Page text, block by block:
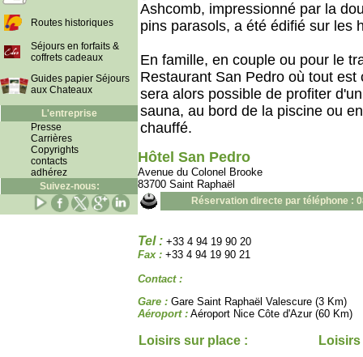
Routes historiques
Séjours en forfaits &
coffrets cadeaux
Guides papier Séjours
aux Chateaux
L'entreprise
Presse
Carrières
Copyrights
contacts
adhérez
Suivez-nous:
Ashcomb, impressionné par la
pins parasols, a été édifié sur les
En famille, en couple ou pour le
Restaurant San Pedro où tout
sera alors possible de profiter
sauna, au bord de la piscine ou
chauffé.
Hôtel San Pedro
Avenue du Colonel Brooke
83700 Saint Raphaël
Réservation directe par téléphone :
Tel : +33 4 94 19 90 20
Fax : +33 4 94 19 90 21
Contact :
Gare : Gare Saint Raphaël Valescure (3 Km)
Aéroport : Aéroport Nice Côte d'Azur (60 Km)
Loisirs sur place :